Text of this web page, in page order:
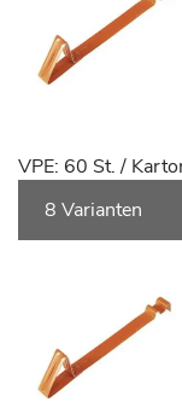
VPE: 60 St. /
8 Varianten